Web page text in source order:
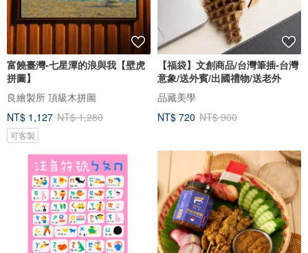
富饒臺灣-七星潭的浪與我【壁虎
拼圖】
良繪製所 頂級木拼圖
NT$ 1,127 NT$ 1,280
可客製
【福袋】文創商品/台灣筆插-台灣
意象/送外賓/出國禮物/送老外
品藏美學
NT$ 720 NT$ 900